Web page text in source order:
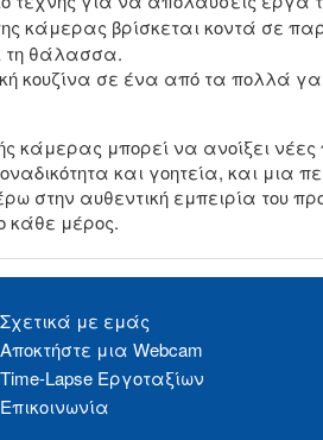
κάμερας βρίσκεται κοντά σε
τη θάλασσα.
κουζίνα σε ένα από τα πολλά
κάμερας μπορεί να ανοίξει
και γοητεία, και
στην αυθεντική εμπειρία
κάθε μέρος.
Σχετικά με εμάς
Αποκτήστε μια Webcam
Time-Lapse Εργοταξίων
Επικοινωνία